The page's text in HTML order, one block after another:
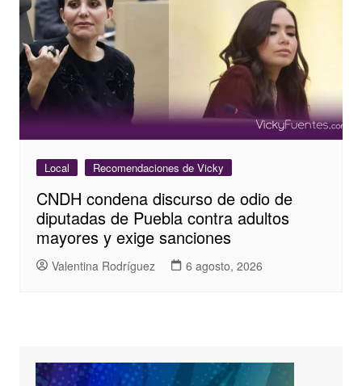
Local Recomendaciones de Vicky
CNDH condena discurso de odio de
diputadas de Puebla contra adultos
mayores y exige sanciones
Valentina Rodríguez 6 agosto, 2026